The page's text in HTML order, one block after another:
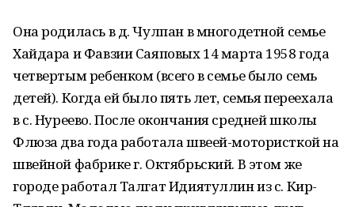
Она родилась в д. Чулпан в многодетной семье
Хайдара и Фавзии Саяповых 14 марта 1958 года
четвертым ребенком (всего в семье было семь
детей). Когда ей было пять лет, семья переехала
в с. Нуреево. После окончания средней школы
Флюза два года работала швеей-мотористкой на
швейной фабрике г. Октябрьский. В этом же
городе работал Талгат Идиятуллин из с. Кир-